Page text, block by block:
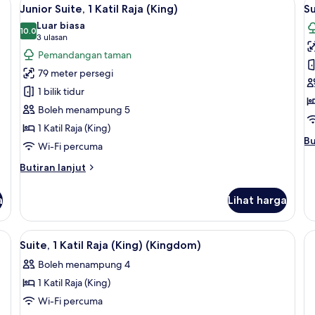
1
Katil
Kelamin
(Double)
semua
foto
untuk
Junior
Suite,
Katil
Raja
(King)
15
Junior Suite, 1 Katil Raja (King)
10.010.0 daripada 10
Luar biasa
3 ulasan
(3
ulasan)
Pemandangan taman
79 meter persegi
1 bilik tidur
Boleh menampung 5
1 Katil Raja (King)
Wi-Fi percuma
Butiran lanjut
Butiran
Suite,
Katil
(King)
Lihat harga
1
dalam bilik, meja, kalis bunyi
Lihat
semua
foto
untuk
Suite,
Suite, 1 Katil Raja (King) (Kingdom) |
7
Suite, 1 Katil Raja (King) (Kingdom)
Boleh menampung 4
1 Katil Raja (King)
Wi-Fi percuma